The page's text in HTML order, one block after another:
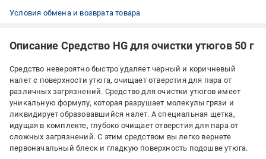
Условия обмена и возврата товара
Описание Средство HG для очистки утюгов 50 г
Средство невероятно быстро удаляет черный и коричневый
налет с поверхности утюга, очищает отверстия для пара от
различных загрязнений. Средство для очистки утюгов имеет
уникальную формулу, которая разрушает молекулы грязи и
ликвидирует образовавшийся налет. А специальная щетка,
идущая в комплекте, глубоко очищает отверстия для пара от
сложных загрязнений. С этим средством вы легко вернете
первоначальный блеск и гладкую поверхность подошве утюга.